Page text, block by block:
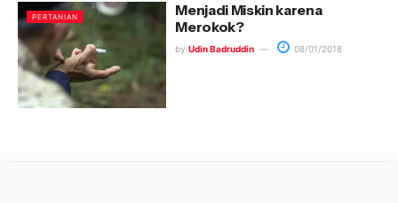
PERTANIAN
Menjadi Miskin karena
Merokok?
by Udin Badruddin 08/01/2018